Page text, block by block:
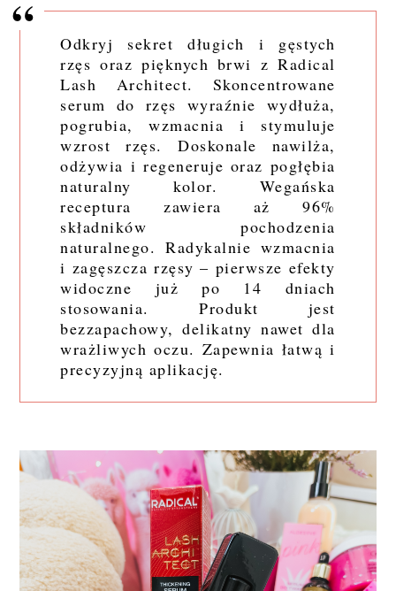
Odkryj sekret długich i gęstych
rzęs oraz pięknych brwi z Radical
Lash Architect. Skoncentrowane
serum do rzęs wyraźnie wydłuża,
pogrubia, wzmacnia i stymuluje
wzrost rzęs. Doskonale nawilża,
odżywia i regeneruje oraz pogłębia
naturalny kolor. Wegańska
receptura zawiera aż 96%
składników pochodzenia
naturalnego. Radykalnie wzmacnia
i zagęszcza rzęsy – pierwsze efekty
widoczne już po 14 dniach
stosowania. Produkt jest
bezzapachowy, delikatny nawet dla
wrażliwych oczu. Zapewnia łatwą i
precyzyjną aplikację.